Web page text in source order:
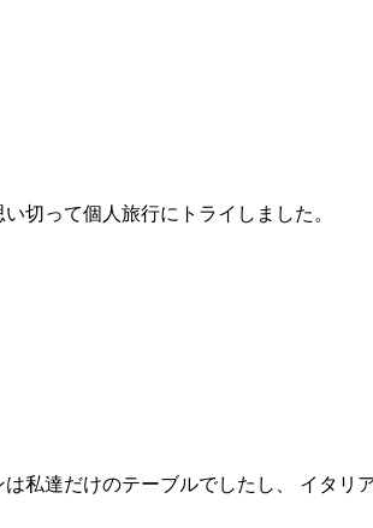
切って個人旅行にトライしました。
私達だけのテーブルでしたし、 イタリ